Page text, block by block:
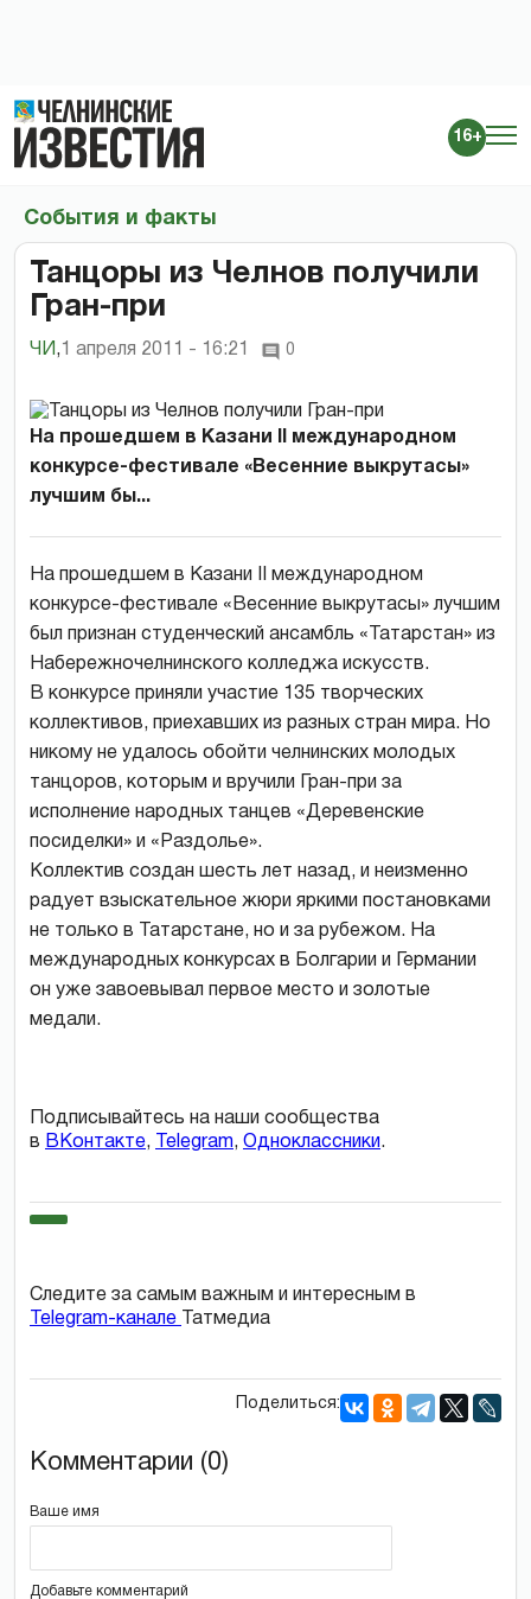
16+
События и факты
Танцоры из Челнов получили
Гран-при
ЧИ , 1 апреля 2011 - 16:21 0
На прошедшем в Казани II международном
конкурсе-фестивале «Весенние выкрутасы»
лучшим бы...
На прошедшем в Казани II международном
конкурсе-фестивале «Весенние выкрутасы» лучшим
был признан студенческий ансамбль «Татарстан» из
Набережночелнинского колледжа искусств.
В конкурсе приняли участие 135 творческих
коллективов, приехавших из разных стран мира. Но
никому не удалось обойти челнинских молодых
танцоров, которым и вручили Гран-при за
исполнение народных танцев «Деревенские
посиделки» и «Раздолье».
Коллектив создан шесть лет назад, и неизменно
радует взыскательное жюри яркими постановками
не только в Татарстане, но и за рубежом. На
международных конкурсах в Болгарии и Германии
он уже завоевывал первое место и золотые
медали.
Подписывайтесь на наши сообщества
в ВКонтакте, Telegram, Одноклассники.
Следите за самым важным и интересным в
Telegram-канале
Татмедиа
Поделиться:
Комментарии (0)
Ваше имя
Добавьте комментарий